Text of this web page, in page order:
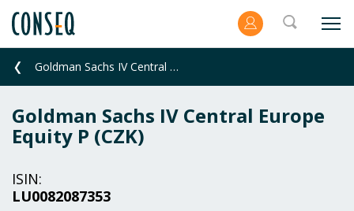
Goldman Sachs IV Central Europe Equity P (CZK)
Goldman Sachs IV Central Europe
Equity P (CZK)
ISIN:
LU0082087353